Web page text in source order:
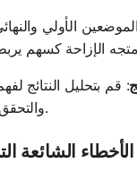
الأولي
: قم بتحليل النتائج
والتحقق من الحسابات.
الأخطاء الشائعة